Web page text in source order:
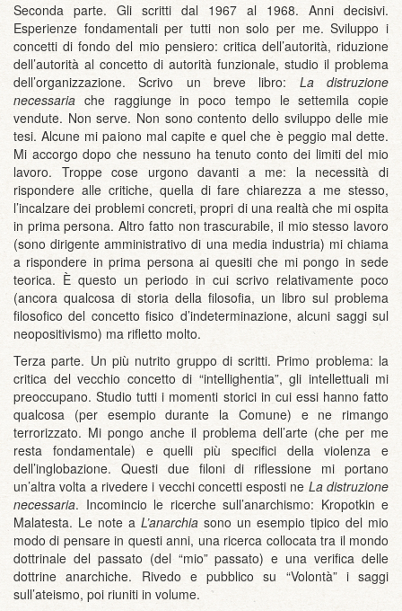
Seconda parte. Gli scritti dal 1967 al 1968. Anni decisivi.
Esperienze fondamentali per tutti non solo per me. Sviluppo i
concetti di fondo del mio pensiero: critica dell’autorità, riduzione
dell’autorità al concetto di autorità funzionale, studio il problema
dell’organizzazione. Scrivo un breve libro: La distruzione
necessaria che raggiunge in poco tempo le settemila copie
vendute. Non serve. Non sono contento dello sviluppo delle mie
tesi. Alcune mi paiono mal capite e quel che è peggio mal dette.
Mi accorgo dopo che nessuno ha tenuto conto dei limiti del mio
lavoro. Troppe cose urgono davanti a me: la necessità di
rispondere alle critiche, quella di fare chiarezza a me stesso,
l’incalzare dei problemi concreti, propri di una realtà che mi ospita
in prima persona. Altro fatto non trascurabile, il mio stesso lavoro
(sono dirigente amministrativo di una media industria) mi chiama
a rispondere in prima persona ai quesiti che mi pongo in sede
teorica. È questo un periodo in cui scrivo relativamente poco
(ancora qualcosa di storia della filosofia, un libro sul problema
filosofico del concetto fisico d’indeterminazione, alcuni saggi sul
neopositivismo) ma rifletto molto.
Terza parte. Un più nutrito gruppo di scritti. Primo problema: la
critica del vecchio concetto di “intellighentia”, gli intellettuali mi
preoccupano. Studio tutti i momenti storici in cui essi hanno fatto
qualcosa (per esempio durante la Comune) e ne rimango
terrorizzato. Mi pongo anche il problema dell’arte (che per me
resta fondamentale) e quelli più specifici della violenza e
dell’inglobazione. Questi due filoni di riflessione mi portano
un’altra volta a rivedere i vecchi concetti esposti ne La distruzione
necessaria. Incomincio le ricerche sull’anarchismo: Kropotkin e
Malatesta. Le note a L’anarchia sono un esempio tipico del mio
modo di pensare in questi anni, una ricerca collocata tra il mondo
dottrinale del passato (del “mio” passato) e una verifica delle
dottrine anarchiche. Rivedo e pubblico su “Volontà” i saggi
sull’ateismo, poi riuniti in volume.